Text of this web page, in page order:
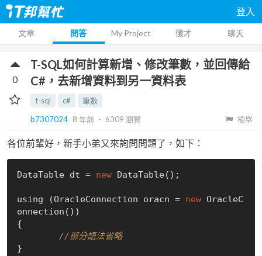
登入
文章 問答 My Project 徵才 聊天
T-SQL如何計算新增、修改筆數，並回傳給
C#，去新增資料到另一資料表
t-sql c#
筆數
b7307024 8 年前 ‧ 6309 瀏覽 檢舉
0
各位前輩好，新手小弟又來詢問問題了，如下：
DataTable dt = new DataTable() ;
using (OracleConnection oracn = new OracleC
onnection() )
{
//部分語法省略
}